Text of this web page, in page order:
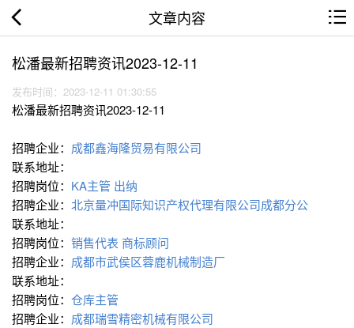
文章内容
松潘最新招聘资讯2023-12-11
发布时间：2023-12-11 01:30:55
松潘最新招聘资讯2023-12-11
招聘企业： 成都鑫海隆贸易有限公司
联系地址：
招聘岗位： KA主管 出纳
招聘企业： 北京量冲国际知识产权代理有限公司成都分公
联系地址：
招聘岗位： 销售代表 商标顾问
招聘企业： 成都市武侯区蓉鹿机械制造厂
联系地址：
招聘岗位： 仓库主管
招聘企业： 成都瑞雪精密机械有限公司